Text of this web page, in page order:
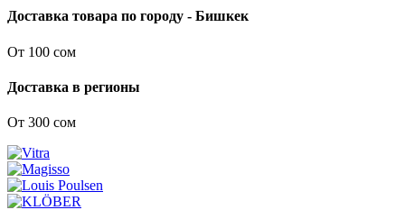
Доставка товара по городу - Бишкек
От 100 сом
Доставка в регионы
От 300 сом